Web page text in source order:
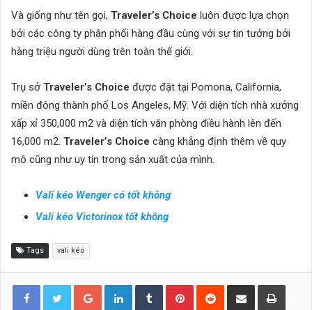
Và giống như tên gọi, Traveler’s Choice luôn được lựa chọn
bởi các công ty phân phối hàng đầu cùng với sự tin tưởng bởi
hàng triệu người dùng trên toàn thế giới.
Trụ sở Traveler’s Choice được đặt tại Pomona, California,
miền đông thành phố Los Angeles, Mỹ. Với diện tích nhà xưởng
xấp xỉ 350,000 m2 và diện tích văn phòng điều hành lên đến
16,000 m2. Traveler’s Choice càng khẳng định thêm về quy
mô cũng như uy tín trong sản xuất của mình.
Vali kéo Wenger có tốt không
Vali kéo Victorinox tốt không
Tags vali kéo
Google+LinkedInTumblr PinterestReddit Share via Email Print